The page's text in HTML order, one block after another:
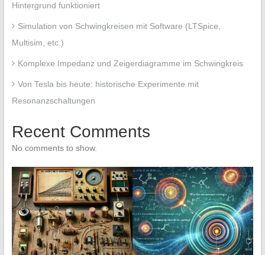
Hintergrund funktioniert
Simulation von Schwingkreisen mit Software (LTSpice,
Multisim, etc.)
Komplexe Impedanz und Zeigerdiagramme im Schwingkreis
Von Tesla bis heute: historische Experimente mit
Resonanzschaltungen
Recent Comments
No comments to show.